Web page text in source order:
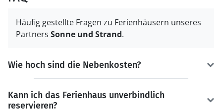
Häufig gestellte Fragen zu Ferienhäusern unseres
Partners Sonne und Strand.
Wie hoch sind die Nebenkosten?
Kann ich das Ferienhaus unverbindlich
reservieren?